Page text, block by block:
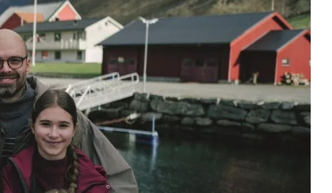
BONS PLANS
Les Eclatantes : une soirée entre
concerts, expos, kart, aéroplume…
à la Cité des Sciences